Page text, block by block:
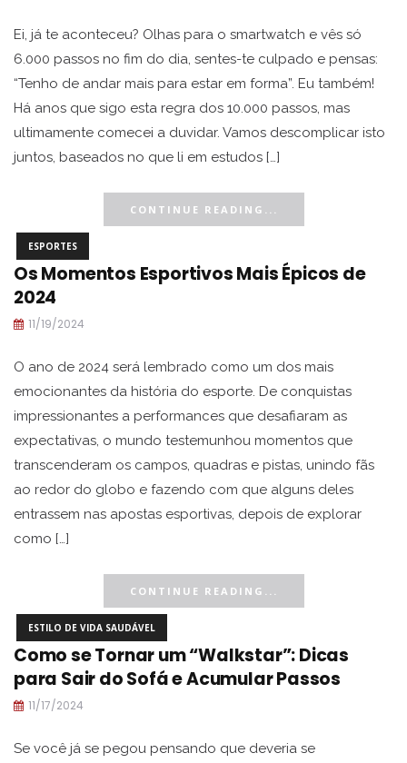
Ei, já te aconteceu? Olhas para o smartwatch e vês só
6.000 passos no fim do dia, sentes-te culpado e pensas:
“Tenho de andar mais para estar em forma”. Eu também!
Há anos que sigo esta regra dos 10.000 passos, mas
ultimamente comecei a duvidar. Vamos descomplicar isto
juntos, baseados no que li em estudos […]
CONTINUE READING...
ESPORTES
Os Momentos Esportivos Mais Épicos de
2024
11/19/2024
O ano de 2024 será lembrado como um dos mais
emocionantes da história do esporte. De conquistas
impressionantes a performances que desafiaram as
expectativas, o mundo testemunhou momentos que
transcenderam os campos, quadras e pistas, unindo fãs
ao redor do globo e fazendo com que alguns deles
entrassem nas apostas esportivas, depois de explorar
como […]
CONTINUE READING...
ESTILO DE VIDA SAUDÁVEL
Como se Tornar um “Walkstar”: Dicas
para Sair do Sofá e Acumular Passos
11/17/2024
Se você já se pegou pensando que deveria se